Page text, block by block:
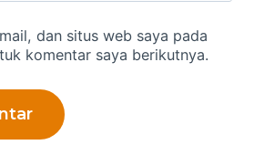
dan situs web saya pada
komentar saya berikutnya.